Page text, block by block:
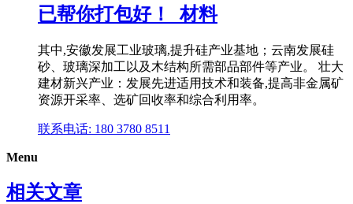
已帮你打包好！_材料
其中,安徽发展工业玻璃,提升硅产业基地；云南发展硅
砂、玻璃深加工以及木结构所需部品部件等产业。 壮大
建材新兴产业：发展先进适用技术和装备,提高非金属矿
资源开采率、选矿回收率和综合利用率。
联系电话: 180 3780 8511
Menu
相关文章